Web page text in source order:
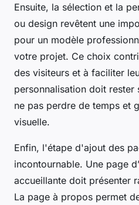
Ensuite, la sélection et la
ou design revêtent une
pour un modèle
votre projet. Ce choix
des visiteurs et à faciliter
personnalisation doit
ne pas perdre de temps et
visuelle.
Enfin, l'étape d'ajout des
incontournable. Une page
accueillante doit présenter
La page à propos permet